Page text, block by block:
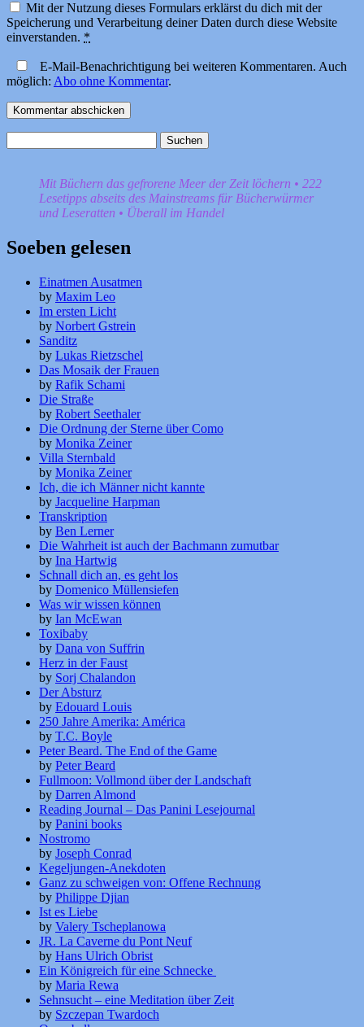
Mit der Nutzung dieses Formulars erklärst du dich mit der
Speicherung und Verarbeitung deiner Daten durch diese Website
einverstanden. *
E-Mail-Benachrichtigung bei weiteren Kommentaren. Auch
möglich: Abo ohne Kommentar.
nach:
Mit Büchern das gefrorene Meer der Zeit löchern • 222
Lesetipps abseits des Mainstreams für Bücherwürmer
und Leseratten • Überall im Handel
Soeben gelesen
Einatmen Ausatmen
by Maxim Leo
Im ersten Licht
by Norbert Gstrein
Sanditz
by Lukas Rietzschel
Das Mosaik der Frauen
by Rafik Schami
Die Straße
by Robert Seethaler
Die Ordnung der Sterne über Como
by Monika Zeiner
Villa Sternbald
by Monika Zeiner
Ich, die ich Männer nicht kannte
by Jacqueline Harpman
Transkription
by Ben Lerner
Die Wahrheit ist auch der Bachmann zumutbar
by Ina Hartwig
Schnall dich an, es geht los
by Domenico Müllensiefen
Was wir wissen können
by Ian McEwan
Toxibaby
by Dana von Suffrin
Herz in der Faust
by Sorj Chalandon
Der Absturz
by Edouard Louis
250 Jahre Amerika: América
by T.C. Boyle
Peter Beard. The End of the Game
by Peter Beard
Fullmoon: Vollmond über der Landschaft
by Darren Almond
Reading Journal – Das Panini Lesejournal
by Panini books
Nostromo
by Joseph Conrad
Kegeljungen-Anekdoten
Ganz zu schweigen von: Offene Rechnung
by Philippe Djian
Ist es Liebe
by Valery Tscheplanowa
JR. La Caverne du Pont Neuf
by Hans Ulrich Obrist
Ein Königreich für eine Schnecke
by Maria Rewa
Sehnsucht – eine Meditation über Zeit
by Szczepan Twardoch